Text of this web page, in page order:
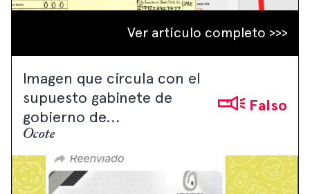
Ver artículo completo >>>
Imagen que circula con el
supuesto gabinete de
gobierno de...
Ocote
Falso